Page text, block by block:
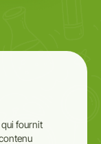
qui fournit